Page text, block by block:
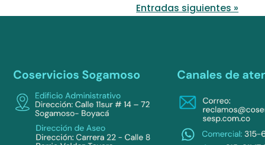
Entradas siguientes »